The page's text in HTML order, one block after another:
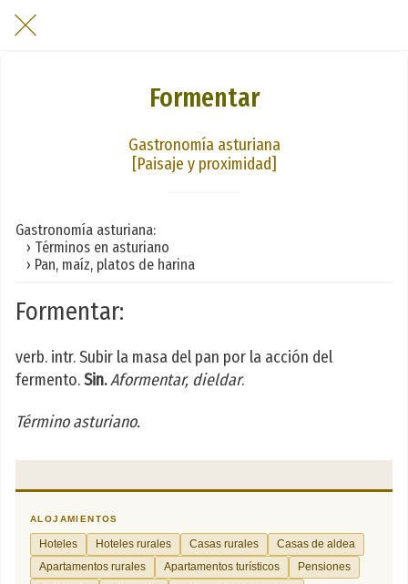
Formentar
Gastronomía asturiana
[Paisaje y proximidad]
Gastronomía asturiana:
› Términos en asturiano
› Pan, maíz, platos de harina
Formentar:
verb. intr. Subir la masa del pan por la acción del
fermento.Sin.Aformentar, dieldar.
Término asturiano.